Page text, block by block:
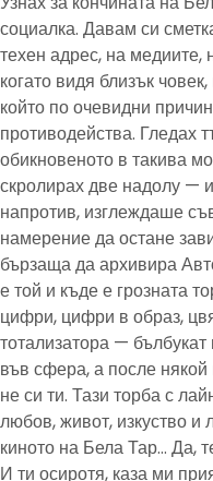
социалка. Давам си
техен адрес, на медиите,
когато видя близък
който по очевидни
противодейства. Гледах
обикновеното в такива
скролирах две надолу —
напротив, изглеждаше
намерение да остане
бързаща да архивира
е той и къде е грозната
цифри, цифри в образ,
тотализатора —
във сфера, а после
не си ти. Тази торба с
любов, живот, изкуство
киното на Бела Тар… Да,
И ти осиротя, каза ми